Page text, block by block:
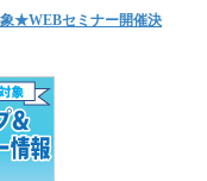
象★WEBセミナー開催決